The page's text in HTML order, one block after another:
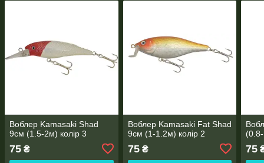
Воблер Kamasaki Shad
9см (1.5-2м) колір 3
75 ₴
Воблер Kamasaki Fat Shad
9см (1-1.2м) колір 2
75₴ 75